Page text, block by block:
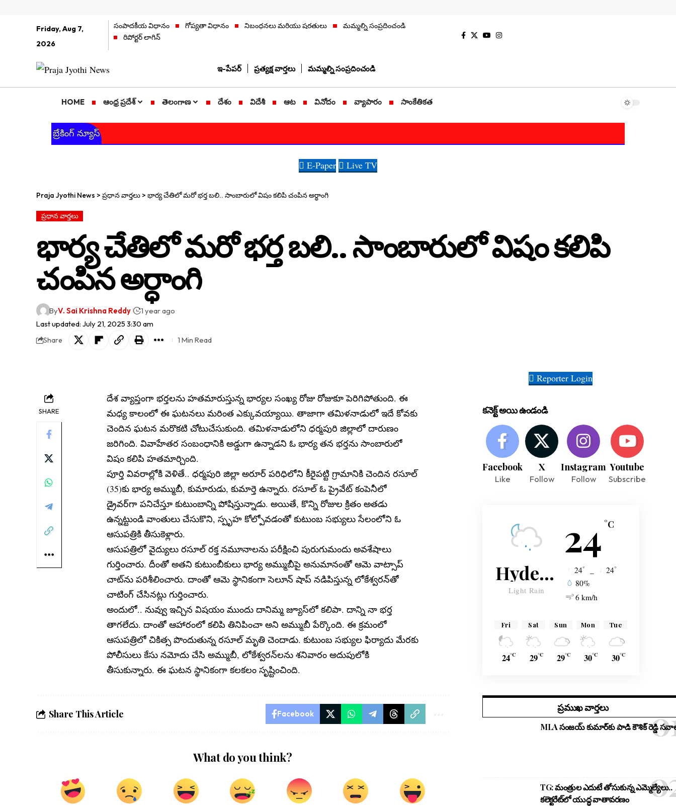
Friday, Aug 7,
2026
సంపాదకీయ విధానం గోప్యతా విధానం నిబంధనలు మరియు షరతులు
మమ్మల్ని సంప్రదించండి
రిపోర్టర్ లాగిన్
ఇ-పేపర్ ప్రత్యక్ష వార్తలు మమ్మల్ని సంప్రదించండి
HOME ఆంధ్ర ప్రదేశ్ తెలంగాణ దేశం విదేశీ ఆట వినోదం వ్యాపారం సాంకేతికత
బ్రేకింగ్ న్యూస్
E-Paper Live TV
Praja Jyothi News > ప్రధాన వార్తలు > భార్య చేతిలో మ‌రో భ‌ర్త బ‌లి.. సాంబారులో విషం క‌లిపి చంపిన అర్ధాంగి
ప్రధాన వార్తలు
భార్య చేతిలో మ‌రో భ‌ర్త బ‌లి.. సాంబారులో విషం క‌లిపి
చంపిన అర్ధాంగి
Last updated: July 21, 2025 3:30 am
ByV. Sai Krishna Reddy 1 year ago
Share 1 Min Read
SHARE
దేశ వ్యాప్తంగా భర్తలను హతమారుస్తున్న భార్యల సంఖ్య రోజు రోజుకూ పెరిగిపోతుంది. ఈ
మధ్య కాలంలో ఈ ఘటనలు మరింత ఎక్కువయ్యాయి. తాజాగా త‌మిళ‌నాడులో ఇదే కోవ‌కు
చెందిన ఘటన‌ మరొకటి చోటుచేసుకుంది. త‌మిళ‌నాడులోని ధ‌ర్మ‌పురి జిల్లాలో దారుణం
జరిగింది. వివాహేత‌ర సంబంధానికి అడ్డుగా ఉన్నాడ‌ని ఓ భార్య తన భర్తను సాంబారులో
విషం క‌లిపి హతమార్చింది.
పూర్తి వివరాల్లోకి వెళితే.. ధ‌ర్మ‌పురి జిల్లా అరూర్ ప‌రిధిలోని కీరైప‌ట్టి గ్రామానికి చెందిన ర‌సూల్
(35)కు భార్య అమ్ముబీ, కుమారుడు, కుమార్తె ఉన్నారు. ర‌సూల్‌ ఓ ప్రైవేట్ కంపెనీలో
డ్రైవ‌ర్‌గా ప‌నిచేస్తూ కుటుంబాన్ని పోషిస్తున్నాడు. అయితే, కొన్ని రోజుల క్రితం అత‌డు
ఉన్న‌ట్టుండి వాంతులు చేసుకొని, స్పృహ కోల్పోవ‌డంతో కుటుంబ స‌భ్యులు సేలంలోని ఓ
ఆసుప‌త్రికి తీసుకెళ్లారు.
ఆసుప‌త్రిలో వైద్యులు ర‌సూల్ ర‌క్త న‌మూనాల‌ను ప‌రీక్షించి పురుగుమందు అవ‌శేషాలు
గుర్తించారు. దీంతో అత‌ని కుటుంబీకులు భార్య అమ్ముబీపై అనుమానంతో ఆమె వాట్సాప్
చాట్‌ను ప‌రిశీలించారు. దాంతో ఆమె స్థానికంగా సెలూన్ షాప్ న‌డిపిస్తున్న లోకేశ్వ‌ర‌న్‌తో
చాటింగ్ చేసిన‌ట్లు గుర్తించారు.
అందులో.. నువ్వు ఇచ్చిన విష‌యం ముందు దానిమ్మ జ్యూస్‌లో క‌లిపా. దాన్ని నా భ‌ర్త
తాగ‌లేదు. దాంతో ఆహారంలో క‌లిపి తినిపించా అని అమ్ముబీ పేర్కొంది. ఈ క్ర‌మంలో
ఆసుప‌త్రిలో చికిత్స పొందుతున్న ర‌సూల్ మృతి చెందాడు. కుటుంబ స‌భ్యుల ఫిర్యాదు మేర‌కు
పోలీసులు కేసు న‌మోదు చేసి అమ్ముబీ, లోకేశ్వ‌ర‌న్‌ల‌ను శ‌నివారం అదుపులోకి
తీసుకున్నారు. ఈ ఘ‌ట‌న స్థానికంగా క‌ల‌క‌లం సృష్టించింది.
Share This Article Facebook
What do you think?
Reporter Login
కనెక్ట్ అయి ఉండండి
Facebook
Like
X
Follow
Instagram
Follow
Youtube
Subscribe
24 °C
Hyderabad
Light Rain
24° 24°
80%
6 km/h
Fri
24°C
Sat
29°C
Sun
29°C
Mon
30°C
Tue
30°C
ప్రముఖ వార్తలు
MLA సంజయ్ కుమార్‌కు పాడి కౌశిక్ రెడ్డి
TG: మంత్రుల ఎదుటే తోసుకున్న ఎమ్మెల్యేలు..
కలెక్టరేట్‌లో యుద్ధ వాతావరణం